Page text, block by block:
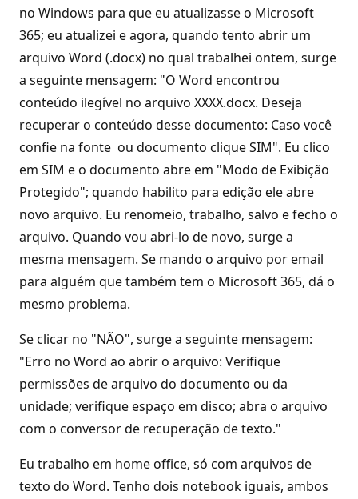
no Windows para que eu atualizasse o Microsoft
365; eu atualizei e agora, quando tento abrir um
arquivo Word (.docx) no qual trabalhei ontem, surge
a seguinte mensagem: "O Word encontrou
conteúdo ilegível no arquivo XXXX.docx. Deseja
recuperar o conteúdo desse documento: Caso você
confie na fonte ou documento clique SIM". Eu clico
em SIM e o documento abre em "Modo de Exibição
Protegido"; quando habilito para edição ele abre
novo arquivo. Eu renomeio, trabalho, salvo e fecho o
arquivo. Quando vou abri-lo de novo, surge a
mesma mensagem. Se mando o arquivo por email
para alguém que também tem o Microsoft 365, dá o
mesmo problema.
Se clicar no "NÃO", surge a seguinte mensagem:
"Erro no Word ao abrir o arquivo: Verifique
permissões de arquivo do documento ou da
unidade; verifique espaço em disco; abra o arquivo
com o conversor de recuperação de texto."
Eu trabalho em home office, só com arquivos de
texto do Word. Tenho dois notebook iguais, ambos